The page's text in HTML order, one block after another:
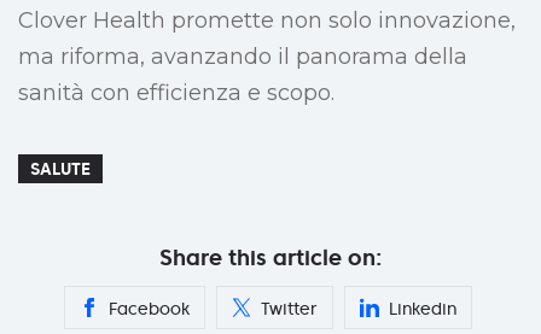
Clover Health promette non solo innovazione,
ma riforma, avanzando il panorama della
sanità con efficienza e scopo.
SALUTE
Share this article on:
Facebook Twitter Linkedin